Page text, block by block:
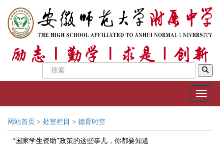
网站首页 > 处室栏目 > 德育时空
“国家学生资助”政策的这些事儿，你都要知道